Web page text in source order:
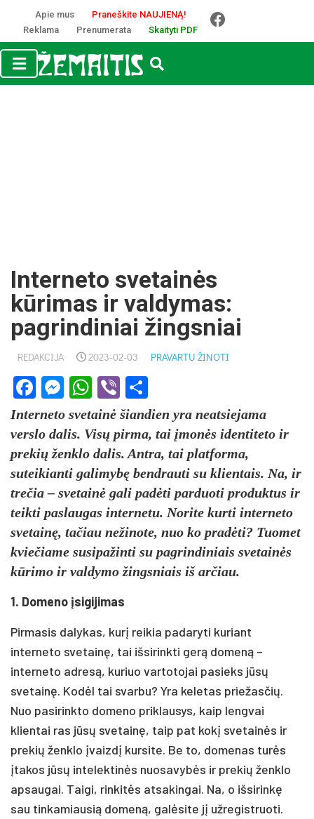
Apie mus
Praneškite NAUJIENĄ!
Reklama
Prenumerata Skaityti PDF
Interneto svetainės
kūrimas ir valdymas:
pagrindiniai žingsniai
REDAKCIJA 2023-02-03 PRAVARTU ŽINOTI
Facebook
Messenger
WhatsApp
Viber
Interneto svetainė šiandien yra neatsiejama
verslo dalis. Visų pirma, tai įmonės identiteto ir
prekių ženklo dalis. Antra, tai platforma,
suteikianti galimybę bendrauti su klientais. Na, ir
trečia – svetainė gali padėti parduoti produktus ir
teikti paslaugas internetu. Norite kurti interneto
svetainę, tačiau nežinote, nuo ko pradėti? Tuomet
kviečiame susipažinti su pagrindiniais svetainės
kūrimo ir valdymo žingsniais iš arčiau.
1. Domeno įsigijimas
Pirmasis dalykas, kurį reikia padaryti kuriant
interneto svetainę, tai išsirinkti gerą domeną –
interneto adresą, kuriuo vartotojai pasieks jūsų
svetainę. Kodėl tai svarbu? Yra keletas priežasčių.
Nuo pasirinkto domeno priklausys, kaip lengvai
klientai ras jūsų svetainę, taip pat kokį svetainės ir
prekių ženklo įvaizdį kursite. Be to, domenas turės
įtakos jūsų intelektinės nuosavybės ir prekių ženklo
apsaugai. Taigi, rinkitės atsakingai. Na, o išsirinkę
sau tinkamiausią domeną, galėsite jį užregistruoti.